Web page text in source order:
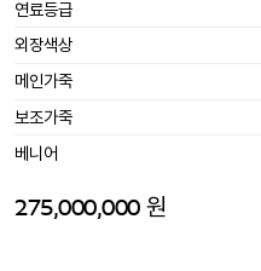
연료등급
외장색상
메인가죽
보조가죽
베니어
275,000,000 원